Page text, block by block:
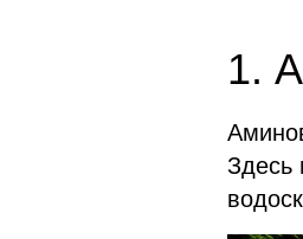
1.
Здесь